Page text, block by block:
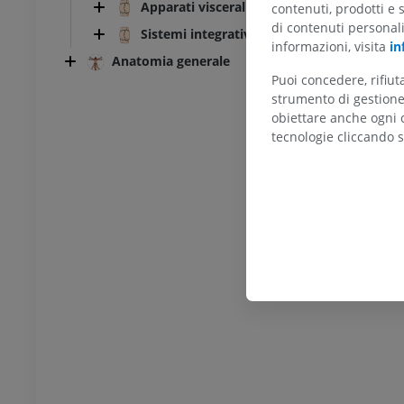
Apparati viscerali
Sistemi integrativi
Anatomia generale
dell’arto
PREMIUM
Radiografia dell’arto
Radiografie
contenuti, prodotti e
di contenuti
informazioni, visita
Puoi concedere,
strumento di
obiettare anche ogni
tecnologie cliccando